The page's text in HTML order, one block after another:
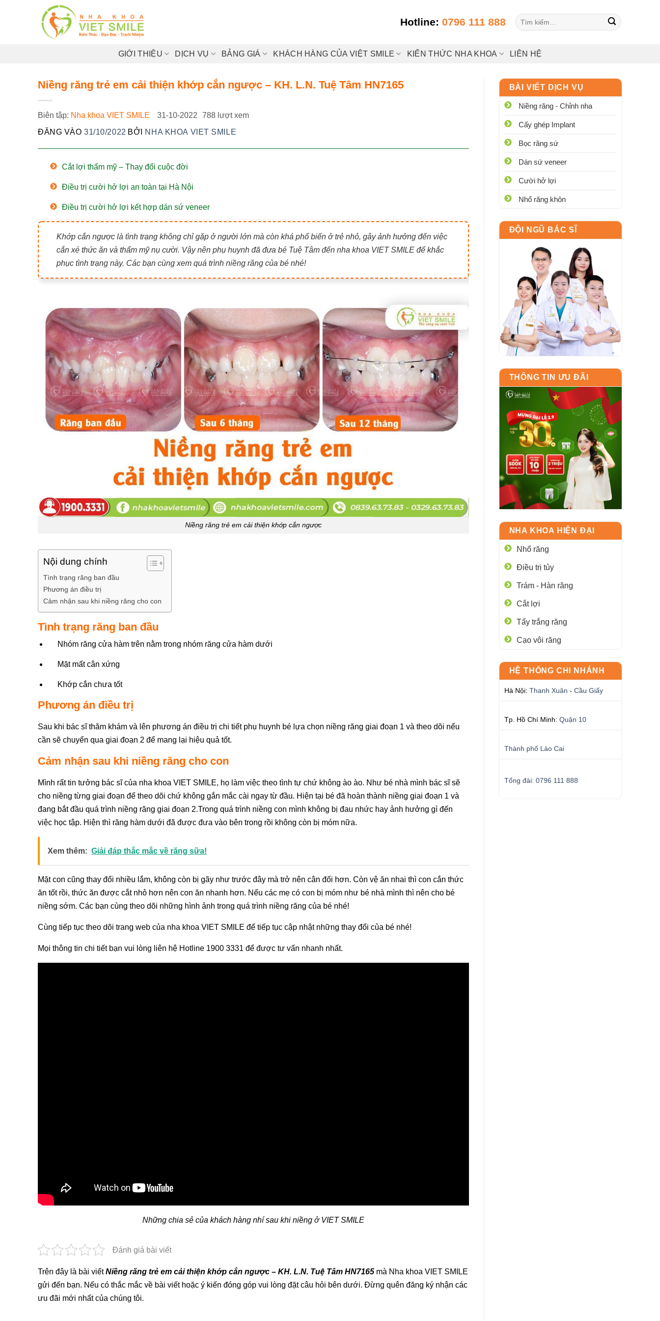
Hotline: 0796 111 888
Tìm
kiếm:
GIỚI THIỆU DỊCH VỤ BẢNG GIÁ KHÁCH HÀNG CỦA VIỆT SMILE KIẾN THỨC NHA KHOA LIÊN HỆ
Niềng răng trẻ em cải thiện khớp cắn ngược – KH. L.N. Tuệ Tâm HN7165
Biên tập: Nha khoa VIET SMILE 31-10-2022
788 lượt xem
ĐĂNG VÀO31/10/2022 BỞI NHA KHOA VIET SMILE
Cắt lợi thẩm mỹ – Thay đổi cuộc đời
Điều trị cười hở lợi an toàn tại Hà Nội
Điều trị cười hở lợi kết hợp dán sứ veneer
Khớp cắn ngược là tình trạng không chỉ gặp ở người lớn mà còn khá phổ biến ở trẻ nhỏ, gây ảnh hưởng đến việc
cắn xé thức ăn và thẩm mỹ nụ cười. Vậy nên phụ huynh đã đưa bé Tuệ Tâm đến nha khoa VIET SMILE để khắc
phục tình trạng này. Các bạn cùng xem quá trình niềng răng của bé nhé!
Niềng răng trẻ em cải thiện khớp cắn ngược
Nội dung chính
Tình trạng răng ban đầu
Phương án điều trị
Cảm nhận sau khi niềng răng cho con
Tình trạng răng ban đầu
Nhóm răng cửa hàm trên nằm trong nhóm răng cửa hàm dưới
Mặt mất cân xứng
Khớp cắn chưa tốt
Phương án điều trị
Sau khi bác sĩ thăm khám và lên phương án điều trị chi tiết phụ huynh bé lựa chọn niềng răng giai đoạn 1 và theo dõi nếu
cần sẽ chuyển qua giai đoạn 2 để mang lại hiệu quả tốt.
Cảm nhận sau khi niềng răng cho con
Mình rất tin tưởng bác sĩ của nha khoa VIET SMILE, họ làm việc theo tình tự chứ không ào ào. Như bé nhà mình bác sĩ sẽ
cho niềng từng giai đoạn để theo dõi chứ không gắn mắc cài ngay từ đầu. Hiện tại bé đã hoàn thành niềng giai đoạn 1 và
đang bắt đầu quá trình niềng răng giai đoạn 2.Trong quá trình niềng con mình không bị đau nhức hay ảnh hưởng gì đến
việc học tập. Hiện thì răng hàm dưới đã được đưa vào bên trong rồi không còn bị móm nữa.
Xem thêm: Giải đáp thắc mắc về răng sữa!
Mặt con cũng thay đổi nhiều lắm, không còn bị gãy như trước đây mà trở nên cân đối hơn. Còn vệ ăn nhai thì con cắn thức
ăn tốt rồi, thức ăn được cắt nhỏ hơn nên con ăn nhanh hơn. Nếu các mẹ có con bị móm như bé nhà mình thì nên cho bé
niềng sớm. Các bạn cùng theo dõi những hình ảnh trong quá trình niềng răng của bé nhé!
Cùng tiếp tục theo dõi trang web của nha khoa VIET SMILE để tiếp tục cập nhật những thay đổi của bé nhé!
Mọi thông tin chi tiết bạn vui lòng liên hệ Hotline 1900 3331 để được tư vấn nhanh nhất.
Những chia sẻ của khách hàng nhí sau khi niềng ở VIET SMILE
Đánh giá bài viết
Trên đây là bài viếtNiềng răng trẻ em cải thiện khớp cắn ngược – KH. L.N. Tuệ Tâm HN7165 mà Nha khoa VIET SMILE
gửi đến bạn. Nếu có thắc mắc về bài viết hoặc ý kiến đóng góp vui lòng đặt câu hỏi bên dưới. Đừng quên đăng ký nhận các
ưu đãi mới nhất của chúng tôi.
BÀI VIẾT DỊCH VỤ
Niềng răng - Chỉnh nha
Cấy ghép Implant
Bọc răng sứ
Dán sứ veneer
Cười hở lợi
Nhổ răng khôn
ĐỘI NGŨ BÁC SĨ
THÔNG TIN ƯU ĐÃI
NHA KHOA HIỆN ĐẠI
Nhổ răng
Điều trị tủy
Trám - Hàn răng
Cắt lợi
Tẩy trắng răng
Cạo vôi răng
HỆ THỐNG CHI NHÁNH
Hà Nội: Thanh Xuân - Cầu Giấy
Tp. Hồ Chí Minh: Quận 10
Thành phố Lào Cai
Tổng đài: 0796 111 888